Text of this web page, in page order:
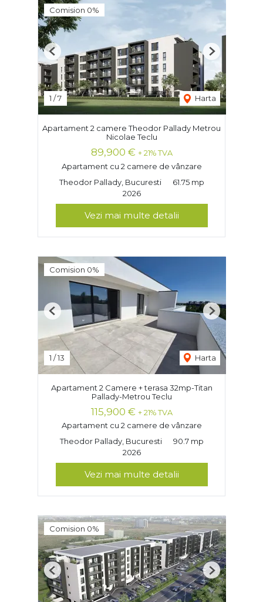
Comision 0%
1 /7 Harta
Previous Next
Apartament 2 camere Theodor Pallady Metrou
Nicolae Teclu
89,900 € + 21% TVA
Apartament cu 2 camere de vânzare
Theodor Pallady, Bucuresti
61.75 mp
2026
Vezi mai multe detalii
Comision 0%
1 /13 Harta
Previous Next
Apartament 2 Camere + terasa 32mp-Titan
Pallady-Metrou Teclu
115,900 € + 21% TVA
Apartament cu 2 camere de vânzare
Theodor Pallady, Bucuresti
90.7 mp
2026
Vezi mai multe detalii
Comision 0%
Previous Next